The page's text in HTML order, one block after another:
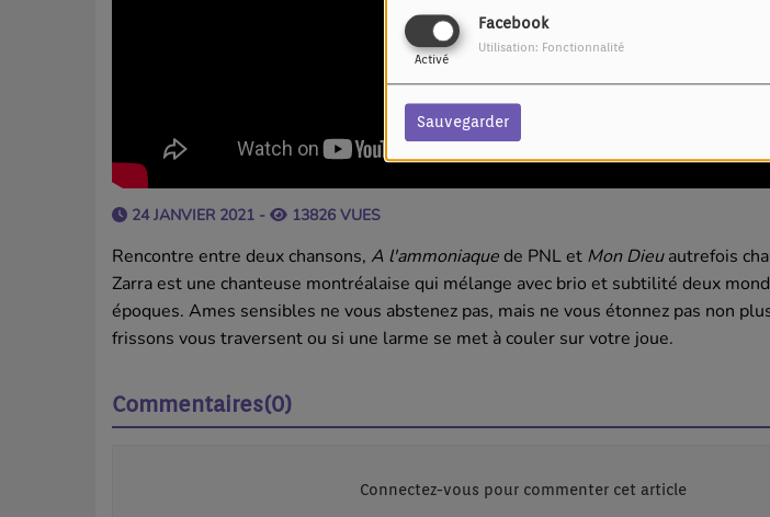
Facebook
Activé
Utilisation: Fonctionnalité
Sauvegarder
24 JANVIER 2021 - 13826 VUES
Rencontre entre deux chansons, A l'ammoniaquede PNL et Mon Dieuautrefois
Zarra est une chanteuse montréalaise qui mélange avec brio et subtilité deux
époques. Ames sensibles ne vous abstenez pas, mais ne vous étonnez pas non
frissons vous traversent ou si une larme se met à couler sur votre joue.
Commentaires(0)
Connectez-vous pour commenter cet article